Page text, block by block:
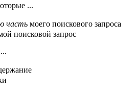
...
часть моего поискового запроса
поисковой запрос